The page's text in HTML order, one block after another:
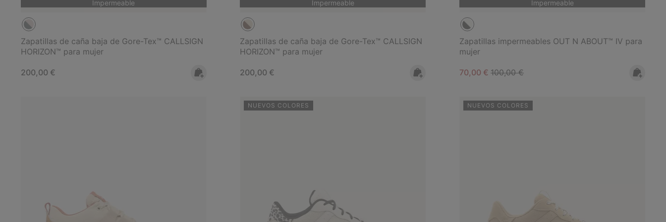
Impermeable
Zapatillas de caña baja de Gore-Tex™ CALLSIGN
HORIZON™ para mujer
Regular price:
200,00 €
Impermeable
Zapatillas de caña baja de Gore-Tex™ CALLSIGN
HORIZON™ para mujer
Regular price:
200,00 €
Impermeable
Zapatillas impermeables OUT N ABOUT™ IV para
mujer
Sale price:
70,00 €Regular price:
100,00 €
NUEVOS COLORES NUEVOS COLORES